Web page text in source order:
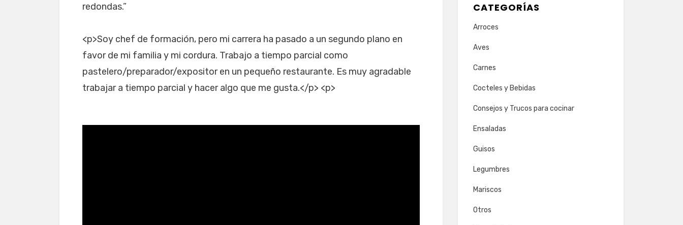
redondas.”
<p>Soy chef de formación, pero mi carrera ha pasado a un segundo plano en
favor de mi familia y mi cordura. Trabajo a tiempo parcial como
pastelero/preparador/expositor en un pequeño restaurante. Es muy agradable
trabajar a tiempo parcial y hacer algo que me gusta.</p> <p>
CATEGORÍAS
Arroces
Aves
Carnes
Cocteles y Bebidas
Consejos y Trucos para cocinar
Ensaladas
Guisos
Legumbres
Mariscos
Otros